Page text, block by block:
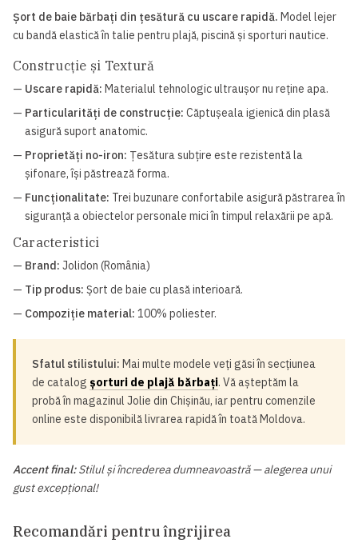
Șort de baie bărbați din țesătură cu uscare rapidă. Model lejer
cu bandă elastică în talie pentru plajă, piscină și sporturi nautice.
Construcție și Textură
— Uscare rapidă: Materialul tehnologic ultraușor nu reține apa.
— Particularități de construcție: Căptușeala igienică din plasă
asigură suport anatomic.
— Proprietăți no-iron: Țesătura subțire este rezistentă la
șifonare, își păstrează forma.
— Funcționalitate: Trei buzunare confortabile asigură păstrarea în
siguranță a obiectelor personale mici în timpul relaxării pe apă.
Caracteristici
— Brand: Jolidon (România)
— Tip produs: Șort de baie cu plasă interioară.
— Compoziție material: 100% poliester.
Sfatul stilistului: Mai multe modele veți găsi în secțiunea
de catalog șorturi de plajă bărbați. Vă așteptăm la
probă în magazinul Jolie din Chișinău, iar pentru comenzile
online este disponibilă livrarea rapidă în toată Moldova.
Accent final:Stilul și încrederea dumneavoastră — alegerea unui
gust excepțional!
Recomandări pentru îngrijirea